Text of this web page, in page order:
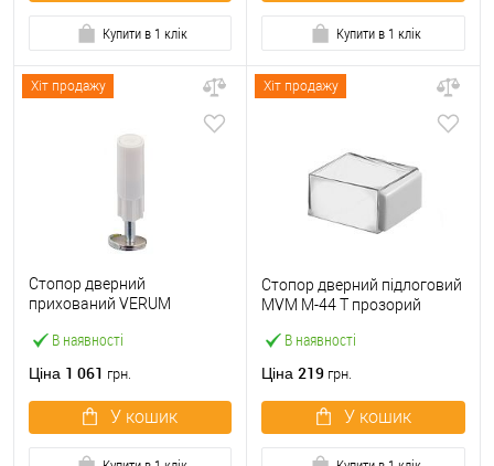
Купити в 1 клік Купити в 1 клік
Хіт продажу
В наявності
Стопор дверний
прихований VERUM
Ціна 1 061 грн.
У кошик
Хіт продажу
В наявності
Стопор дверний підлоговий
MVM M-44 T прозорий
Ціна 219 грн.
У кошик